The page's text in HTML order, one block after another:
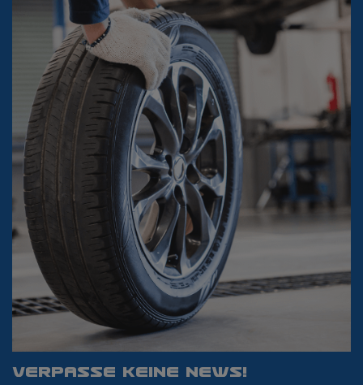
VERPASSE KEINE NEWS!